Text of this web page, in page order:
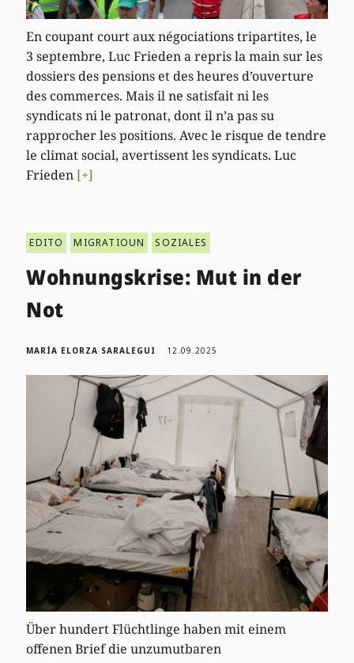
En coupant court aux négociations tripartites, le
3 septembre, Luc Frieden a repris la main sur les
dossiers des pensions et des heures d’ouverture
des commerces. Mais il ne satisfait ni les
syndicats ni le patronat, dont il n’a pas su
rapprocher les positions. Avec le risque de tendre
le climat social, avertissent les syndicats. Luc
Frieden [+]
EDITO MIGRATIOUN SOZIALES
Wohnungskrise: Mut in der
Not
MARÍA ELORZA SARALEGUI 12.09.2025
Über hundert Flüchtlinge haben mit einem
offenen Brief die unzumutbaren